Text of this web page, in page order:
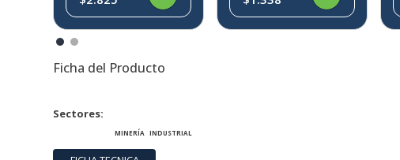
Ficha del Producto
Sectores
MINERÍA INDUSTRIAL